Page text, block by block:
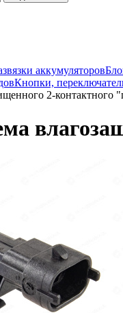
аккумуляторов
Кнопки,
2-контактного